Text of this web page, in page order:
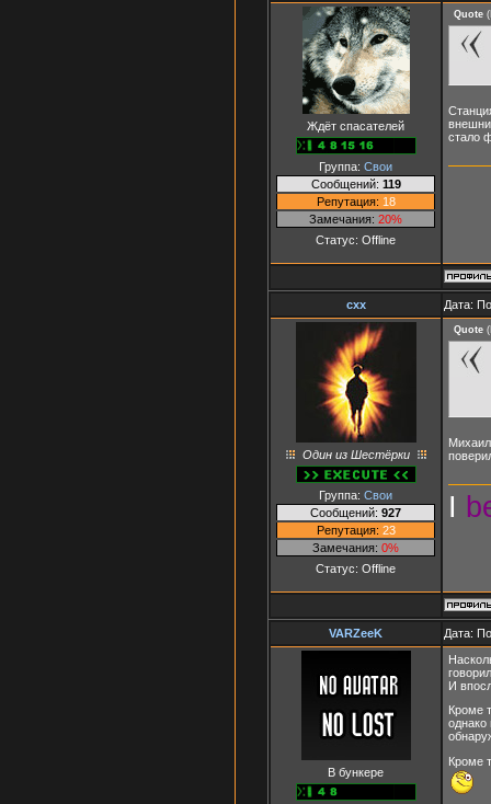
Ждёт спасателей
Группа: Свои
Сообщений: 119
Репутация: 18
Замечания: 20%
Статус: Offline
Quote (
стало
cxx Дата:
Один из Шестёрки
Группа: Свои
Сообщений: 927
Репутация: 23
Замечания: 0%
Статус: Offline
Quote (
Михаил
I
VARZeeK Дата:
В бункере
И
Кроме
однако
Кроме